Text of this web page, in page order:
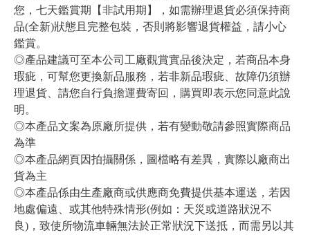
您，七天鑑賞期【非試用期】，如需辦理退貨必須保持商
品(全新)狀態且完整包裝，否則將影響退貨權益，請小心
鑑賞。
◎產品建議可至本公司工廠觀賞實品後決定，若商品本身
瑕疵，可幫您更換新品服務，若非新品瑕疵、故障仍須辦
理退貨、請您自行負擔運費寄回，購買即表示您同意此說
明。
◎本產品文案為原廠所提供，若有變動敬請參照實際商品
為準
◎本產品網頁因拍攝關係，圖檔略有差異，實際以廠商出
貨為主
◎本產品係由生產廠商或供應商免費提供基本運送，若因
地處偏遠、或其他特殊情形(例如：天災或道路狀況不
良)，致使所物流車輛無法於正常狀況下送抵，而需另以其